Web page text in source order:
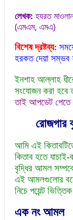
লেখক: হযরত
(এমএম, এমএ)
বিশেষ দ্রষ্টব্য:
হরকত দেয়া সম্ভব
ইনশাহ আল্লাহ
সংযোজন করা হবে
তাই আপডেট পেতে
রোজগার
আমি এই
কিতাব হতে
বৃদ্ধির আমল
এই আমলগুলোর
নিচে পয়েন্ট
এক নং আমল